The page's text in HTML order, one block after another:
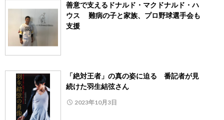
善意で支えるドナルド・マクドナルド・ハ
ウス 難病の子と家族、プロ野球選手会も
支援
「絶対王者」の真の姿に迫る 番記者が見
続けた羽生結弦さん
2023年10月3日